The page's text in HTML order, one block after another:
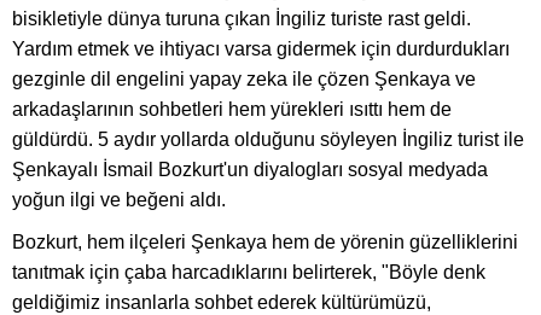
bisikletiyle dünya turuna çıkan İngiliz turiste rast geldi.
Yardım etmek ve ihtiyacı varsa gidermek için durdurdukları
gezginle dil engelini yapay zeka ile çözen Şenkaya ve
arkadaşlarının sohbetleri hem yürekleri ısıttı hem de
güldürdü. 5 aydır yollarda olduğunu söyleyen İngiliz turist ile
Şenkayalı İsmail Bozkurt'un diyalogları sosyal medyada
yoğun ilgi ve beğeni aldı.
Bozkurt, hem ilçeleri Şenkaya hem de yörenin güzelliklerini
tanıtmak için çaba harcadıklarını belirterek, "Böyle denk
geldiğimiz insanlarla sohbet ederek kültürümüzü,